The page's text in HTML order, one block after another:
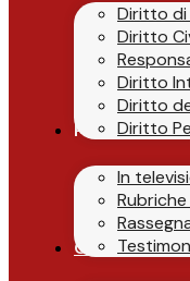
Diritto di
Diritto
Diritto
Diritto
Diritto
Parlano di Noi
In
Guide &